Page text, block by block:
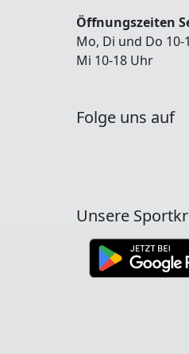
Öffnungszeiten
Mo, Di und Do 10-
Mi 10-18 Uhr
Folge uns auf
Unsere